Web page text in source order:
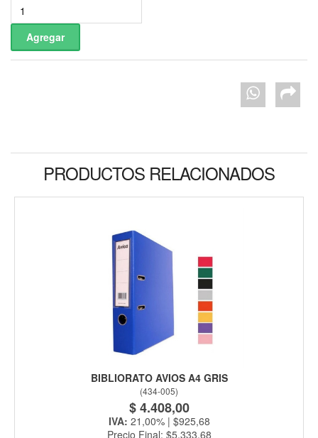
PRODUCTOS RELACIONADOS
BIBLIORATO AVIOS A4 GRIS
(434-005)
$ 4.408,00
IVA: 21,00% | $925,68
Precio Final: $5.333,68